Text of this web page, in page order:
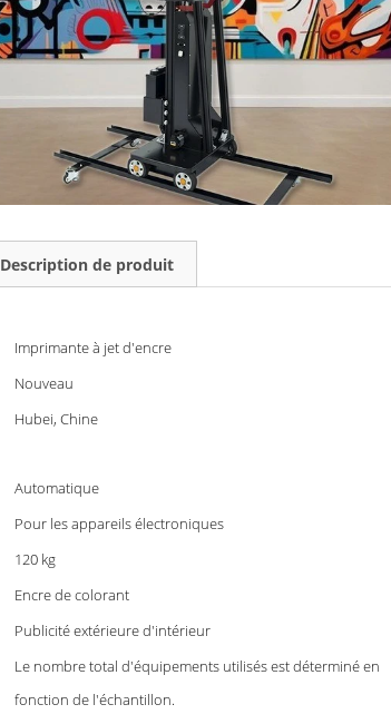
Description de produit
Imprimante à jet d'encre
Nouveau
Hubei, Chine
Automatique
Pour les appareils électroniques
120 kg
Encre de colorant
Publicité extérieure d'intérieur
Le nombre total d'équipements utilisés est déterminé en
fonction de l'échantillon.